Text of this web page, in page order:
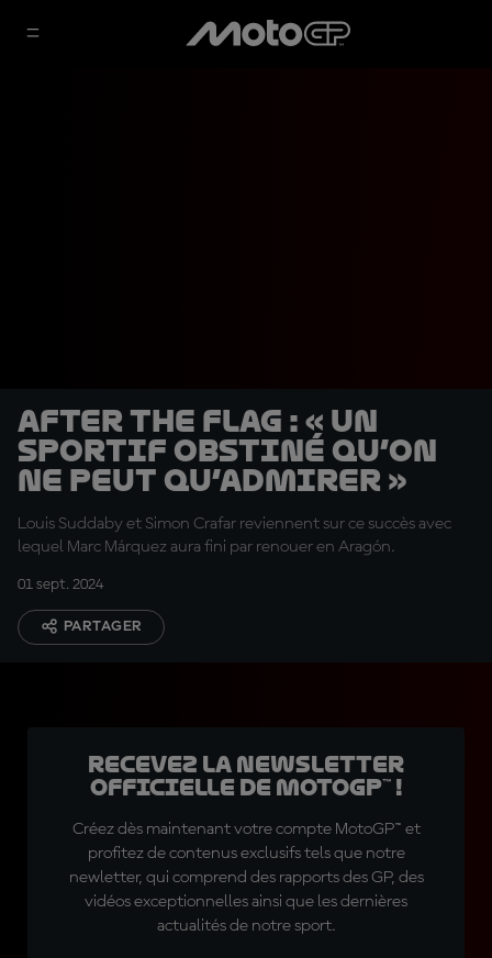
After the Flag : « Un
sportif obstiné qu’on
ne peut qu’admirer »
Louis Suddaby et Simon Crafar reviennent sur ce succès avec
lequel Marc Márquez aura fini par renouer en Aragón.
01 sept. 2024
PARTAGER
Recevez la Newsletter
officielle de MotoGP™ !
Créez dès maintenant votre compte MotoGP™ et
profitez de contenus exclusifs tels que notre
newletter, qui comprend des rapports des GP, des
vidéos exceptionnelles ainsi que les dernières
actualités de notre sport.